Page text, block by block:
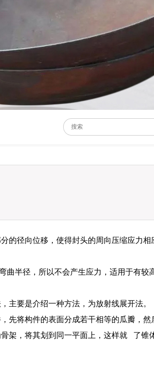
的径向位移，使得封头的周向压缩应力相
曲半径，所以不会产生应力，适用于有较
主要是介绍一种方法，为放射线展开法。
先将构件的表面分成若干相等的瓜瓣，然
架，将其划到同一平面上，这样就 了锥